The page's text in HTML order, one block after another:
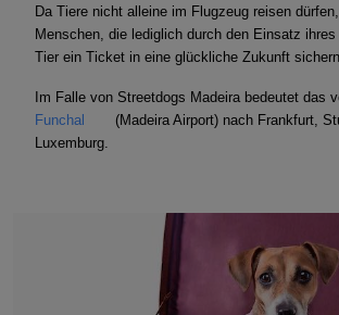
Da Tiere nicht alleine im Flugzeug reisen
Menschen, die lediglich durch den Einsatz
Tier ein Ticket in eine glückliche Zukunft
Im Falle von Streetdogs Madeira bedeutet das
Funchal
(Madeira Airport) nach Frankfurt,
Luxemburg.